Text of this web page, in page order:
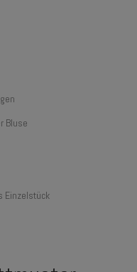
Bluse
Einzelstück